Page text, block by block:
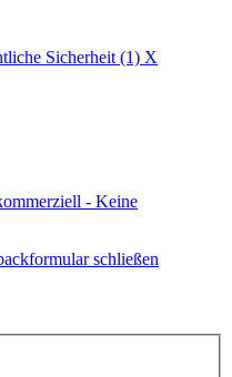
Sicherheit (1) X
- Keine